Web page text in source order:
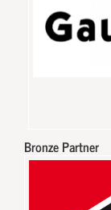
Bronze Partner